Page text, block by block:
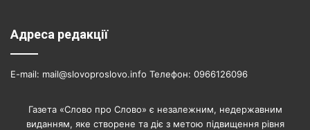
Адреса редакції
E-mail: mail@slovoproslovo.info Телефон: 0966126096
Газета «Слово про Слово» є незалежним, недержавним
виданням, яке створене та діє з метою підвищення рівня